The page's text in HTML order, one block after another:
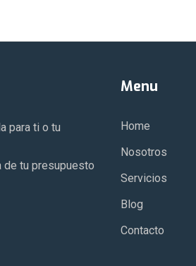
para ti o tu
de tu presupuesto
Menu
Home
Nosotros
Servicios
Blog
Contacto